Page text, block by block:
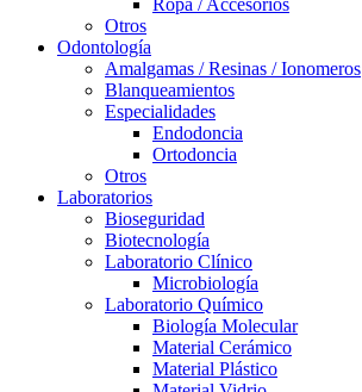
Ropa / Accesorios
Otros
Odontología
Amalgamas / Resinas / Ionomeros
Blanqueamientos
Especialidades
Endodoncia
Ortodoncia
Otros
Laboratorios
Bioseguridad
Biotecnología
Laboratorio Clínico
Microbiología
Laboratorio Químico
Biología Molecular
Material Cerámico
Material Plástico